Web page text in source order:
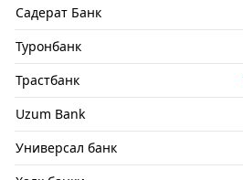
Садерат Банк
Туронбанк
Трастбанк
Uzum Bank
Универсал банк